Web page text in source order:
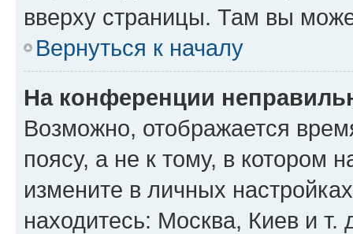
вверху страницы. Там вы
Вернуться к началу
На конференции
Возможно, отображается
поясу, а не к тому, в котором
измените в личных
находитесь: Москва, Киев и т.